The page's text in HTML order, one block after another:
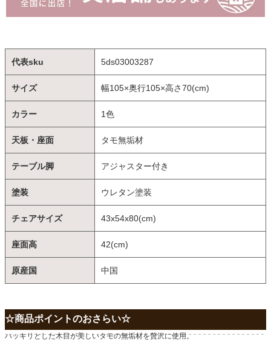
代表sku 5ds03003287
サイズ 幅105×奥行105×高さ70(cm)
カラー 1色
天板・座面 タモ無垢材
テーブル脚 アジャスター付き
塗装 ウレタン塗装
チェアサイズ 43x54x80(cm)
座面高 42(cm)
原産国 中国
☆商品ポイントのおさらい☆
ハッキリとした木目が美しいタモの無垢材を贅沢に使用。